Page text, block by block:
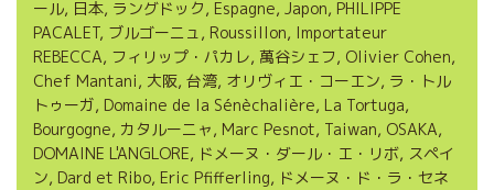
o
k
r
e
r
ール, 日本, ラングドック, Espagne, Japon, PHILIPPE
PACALET, ブルゴーニュ, Roussillon, Importateur
REBECCA, フィリップ・パカレ, 萬谷シェフ, Olivier Cohen,
Chef Mantani, 大阪, 台湾, オリヴィエ・コーエン, ラ・トル
トゥーガ, Domaine de la Sénèchalière, La Tortuga,
Bourgogne, カタルーニャ, Marc Pesnot, Taiwan, OSAKA,
DOMAINE L'ANGLORE, ドメーヌ・ダール・エ・リボ, スペイ
ン, Dard et Ribo, Eric Pfifferling, ドメーヌ・ド・ラ・セネ